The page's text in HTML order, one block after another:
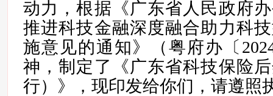
动力，根据《广东省人民政府
推进科技金融深度融合助力科
施意见的通知》（粤府办〔
神，制定了《广东省科技保险
行）》，现印发给你们，请遵照